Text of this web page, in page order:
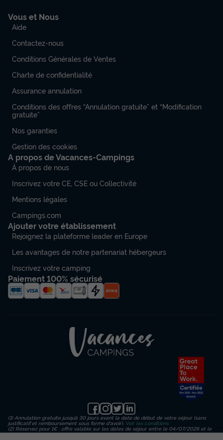
Vous et Nous
Aide
Contactez-nous
Conditions Générales de Ventes
Charte de confidentialité
Assurance annulation
Conditions des offres “Annulation gratuite” et “Modification
gratuite”
Nos garanties
Gestion des cookies
A propos de Vacances-Campings
À propos de nous
Inscrivez votre CE, CSE ou Collectivité
Mentions légales
Campings.com
Ajouter votre établissement
Rejoignez la plateforme leader en Europe
Les avantages de notre partenariat hébergeurs
Inscrivez votre camping
Paiement 100% sécurisé
(1) Annulation gratuite jusqu’à 30 jours avant la date de début de votre séjour (sans
justificatif et remboursement sous forme d'avoir). Voir les conditions
(2) Réservez pour 1€ : offre valable sur les dates de séjour entre le 04/07/2026 et le
23/08/2026 inclus, en payant un acompte de 1€ sur le montant de l’hébergement